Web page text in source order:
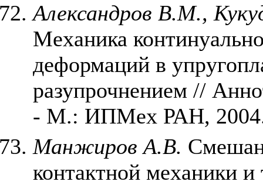
Александров В.М.,
Механика
деформаций в
разупрочнением //
- М.: ИПМех РАН,
Манжиров А.В.
контактной механики